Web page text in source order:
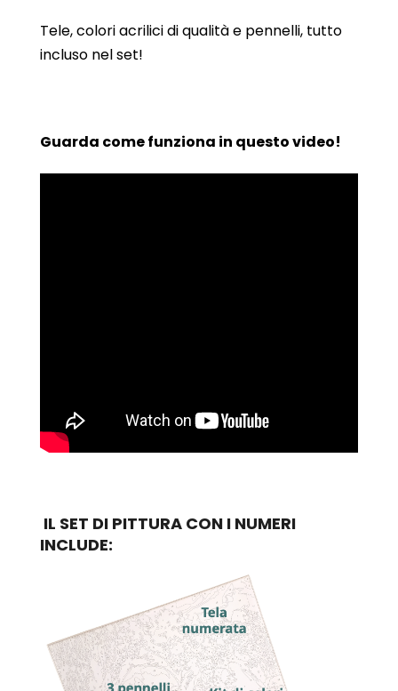
Tele, colori acrilici di qualità e pennelli, tutto
incluso nel set!
Guarda come funziona in questo video!
IL SET DI PITTURA CON I NUMERI
INCLUDE: